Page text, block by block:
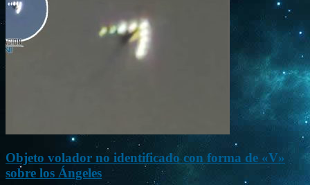
Objeto volador no identificado con forma de «V»
sobre los Ángeles